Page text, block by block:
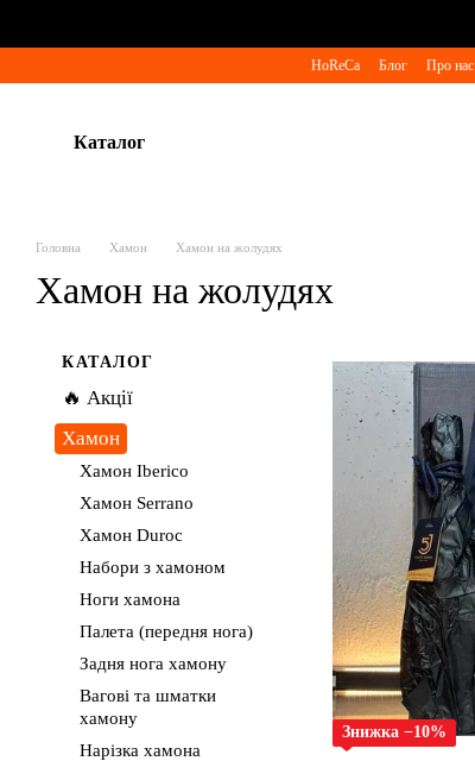
HoReCa Блог Про нас
Каталог
Головна Хамон Хамон на жолудях
Хамон на жолудях
Знижка −10%
КАТАЛОГ
🔥 Акції
Хамон
Хамон Iberico
Хамон Serrano
Хамон Duroc
Набори з хамоном
Ноги хамона
Палета (передня нога)
Задня нога хамону
Вагові та шматки
хамону
Нарізка хамона